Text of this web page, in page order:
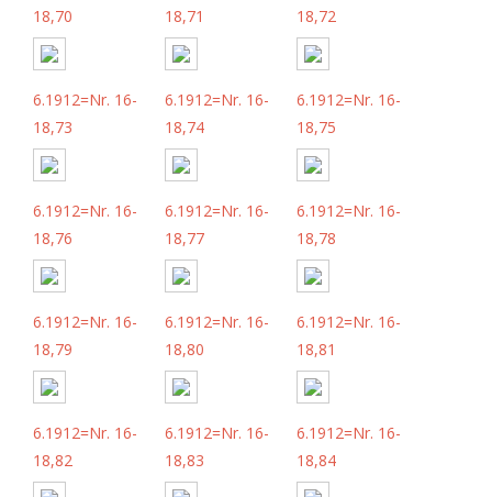
18,70
18,71
18,72
6.1912=Nr. 16-
18,73
6.1912=Nr. 16-
18,74
6.1912=Nr. 16-
18,75
6.1912=Nr. 16-
18,76
6.1912=Nr. 16-
18,77
6.1912=Nr. 16-
18,78
6.1912=Nr. 16-
18,79
6.1912=Nr. 16-
18,80
6.1912=Nr. 16-
18,81
6.1912=Nr. 16-
18,82
6.1912=Nr. 16-
18,83
6.1912=Nr. 16-
18,84